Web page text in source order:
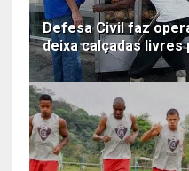
Defesa Civil faz
deixa calçadas